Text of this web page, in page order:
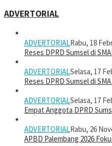
ADVERTORIAL
ADVERTORIALRabu, 18
Reses DPRD Sumsel di
ADVERTORIALSelasa, 17
Reses DPRD Sumsel di
ADVERTORIALSelasa, 17
Empat Anggota DPRD
ADVERTORIALRabu, 26
APBD Palembang 2026